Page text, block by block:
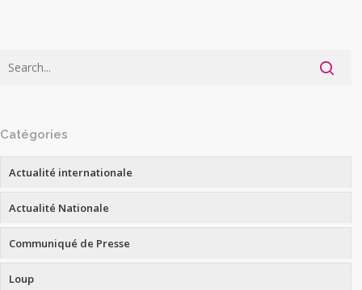
Catégories
Actualité internationale
Actualité Nationale
Communiqué de Presse
Loup